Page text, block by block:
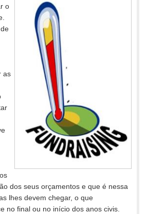
o
as
dos seus orçamentos e que é nessa
lhes devem chegar, o que
no final ou no início dos anos civis.